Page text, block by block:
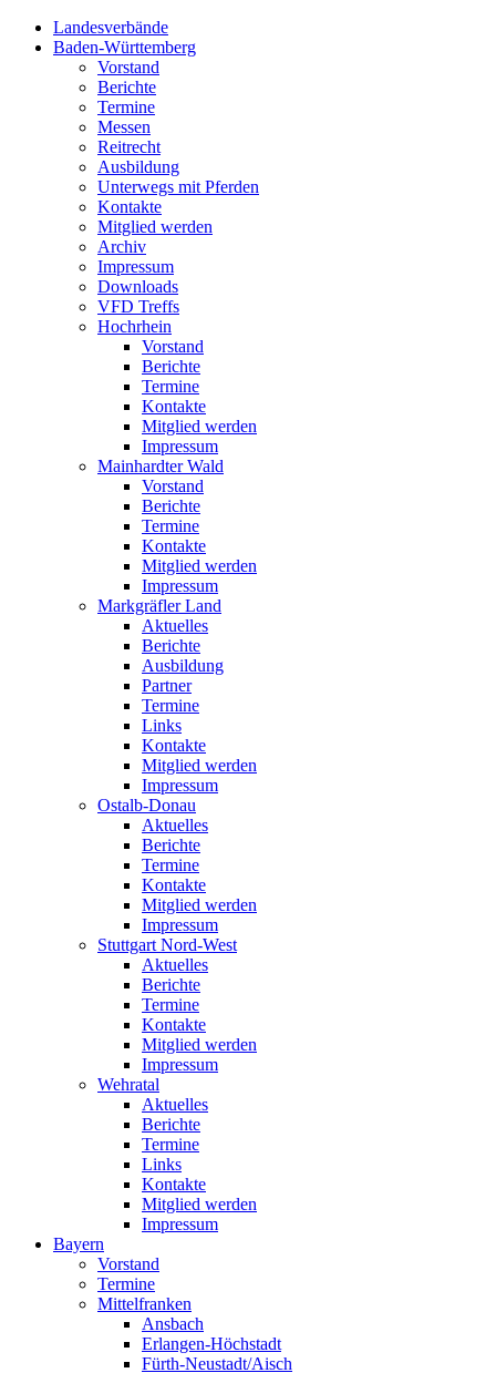
Landesverbände
Baden-Württemberg
Vorstand
Berichte
Termine
Messen
Reitrecht
Ausbildung
Unterwegs mit Pferden
Kontakte
Mitglied werden
Archiv
Impressum
Downloads
VFD Treffs
Hochrhein
Vorstand
Berichte
Termine
Kontakte
Mitglied werden
Impressum
Mainhardter Wald
Vorstand
Berichte
Termine
Kontakte
Mitglied werden
Impressum
Markgräfler Land
Aktuelles
Berichte
Ausbildung
Partner
Termine
Links
Kontakte
Mitglied werden
Impressum
Ostalb-Donau
Aktuelles
Berichte
Termine
Kontakte
Mitglied werden
Impressum
Stuttgart Nord-West
Aktuelles
Berichte
Termine
Kontakte
Mitglied werden
Impressum
Wehratal
Aktuelles
Berichte
Termine
Links
Kontakte
Mitglied werden
Impressum
Bayern
Vorstand
Termine
Mittelfranken
Ansbach
Erlangen-Höchstadt
Fürth-Neustadt/Aisch